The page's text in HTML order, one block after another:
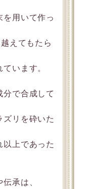
を用いて作っ
えてもたら
います。
分で合成して
ズリを砕いた
以上であった
承は、